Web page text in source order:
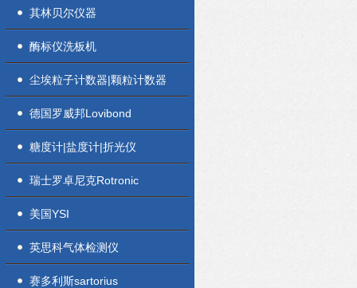
其林贝尔仪器
酶标仪洗板机
尘埃粒子计数器|颗粒计数器
德国罗威邦Lovibond
糖度计|盐度计|折光仪
瑞士罗卓尼克Rotronic
美国YSI
英思科气体检测仪
赛多利斯sartorius